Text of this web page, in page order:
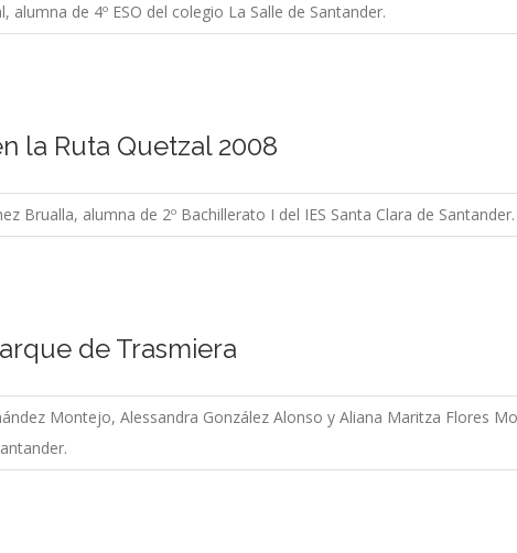
alumna de 4º ESO del colegio La Salle de Santander.
la Ruta Quetzal 2008
Brualla, alumna de 2º Bachillerato I del IES Santa Clara de Santander.
de Trasmiera
Montejo, Alessandra González Alonso y Aliana Maritza Flores